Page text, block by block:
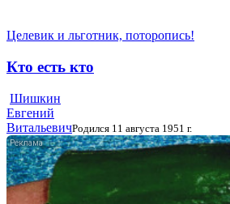
Целевик и льготник, поторопись!
Кто есть кто
Шишкин
Евгений
ВитальевичРодился 11 августа 1951 г.